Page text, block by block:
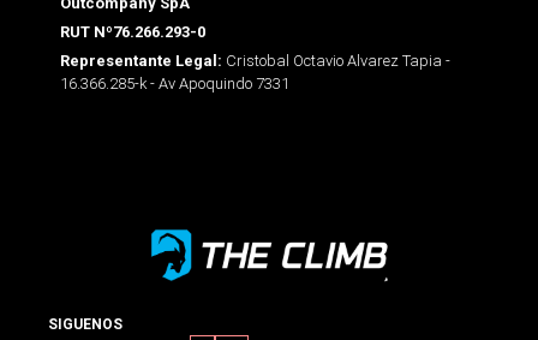
RUT Nº76.266.293-0
Representante Legal: Cristobal Octavio Alvarez Tapia -
16.366.285-k - Av Apoquindo 7331
SIGUENOS